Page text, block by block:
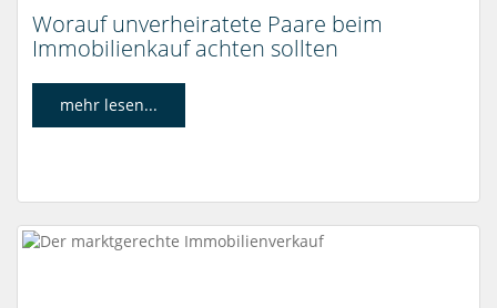
Worauf unverheiratete Paare beim
Immobilienkauf achten sollten
mehr lesen...